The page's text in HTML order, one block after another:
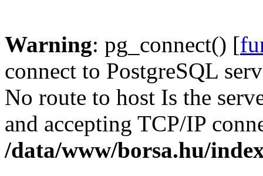
Warning: pg_connect() [
connect to PostgreSQL
No route to host Is the
and accepting TCP/IP
/data/www/borsa.hu/